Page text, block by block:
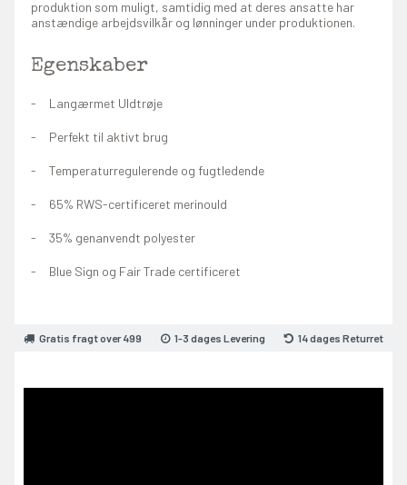
produktion som muligt, samtidig med at deres ansatte har
anstændige arbejdsvilkår og lønninger under produktionen.
Egenskaber
Langærmet Uldtrøje
Perfekt til aktivt brug
Temperaturregulerende og fugtledende
65% RWS-certificeret merinould
35% genanvendt polyester
Blue Sign og Fair Trade certificeret
Gratis fragt over 499 1-3 dages Levering 14 dages Returret